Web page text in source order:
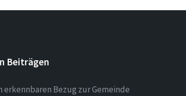
Beiträgen
Bezug zur Gemeinde